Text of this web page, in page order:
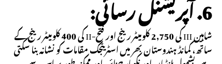
شاہین III کی 2,750 کلومیٹر رینج اور فتح-II کی 400 کلومیٹر رینج کے
ساتھ، کمانڈ ہندوستان بھر میں اسٹریٹجک مقامات کو نشانہ بنا سکتی